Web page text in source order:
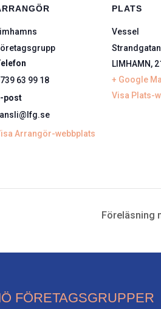
63 99 18
post
Arrangör-webbplats
PLATS
Vessel
LIMHAMN,
+ Google
Visa Plats-
Föreläsning
FÖRETAGSGRUPPER